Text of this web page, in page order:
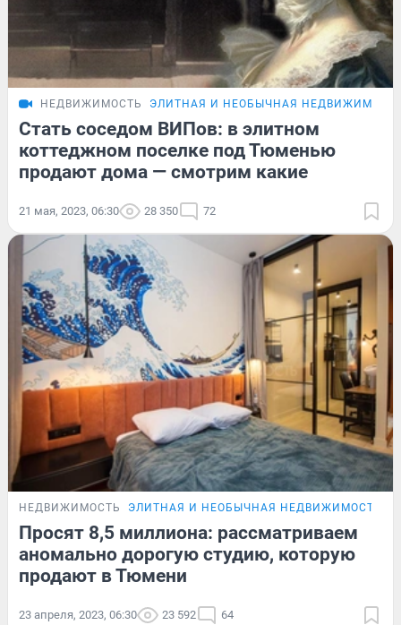
НЕДВИЖИМОСТЬ ЭЛИТНАЯ И НЕОБЫЧНАЯ
Стать соседом ВИПов: в элитном
коттеджном поселке под Тюменью
продают дома — смотрим какие
21 мая, 2023, 06:30 28 350 72
НЕДВИЖИМОСТЬ ЭЛИТНАЯ И НЕОБЫЧНАЯ НЕДВИЖИМОСТЬ
Просят 8,5 миллиона: рассматриваем
аномально дорогую студию, которую
продают в Тюмени
23 апреля, 2023, 06:30 23 592 64